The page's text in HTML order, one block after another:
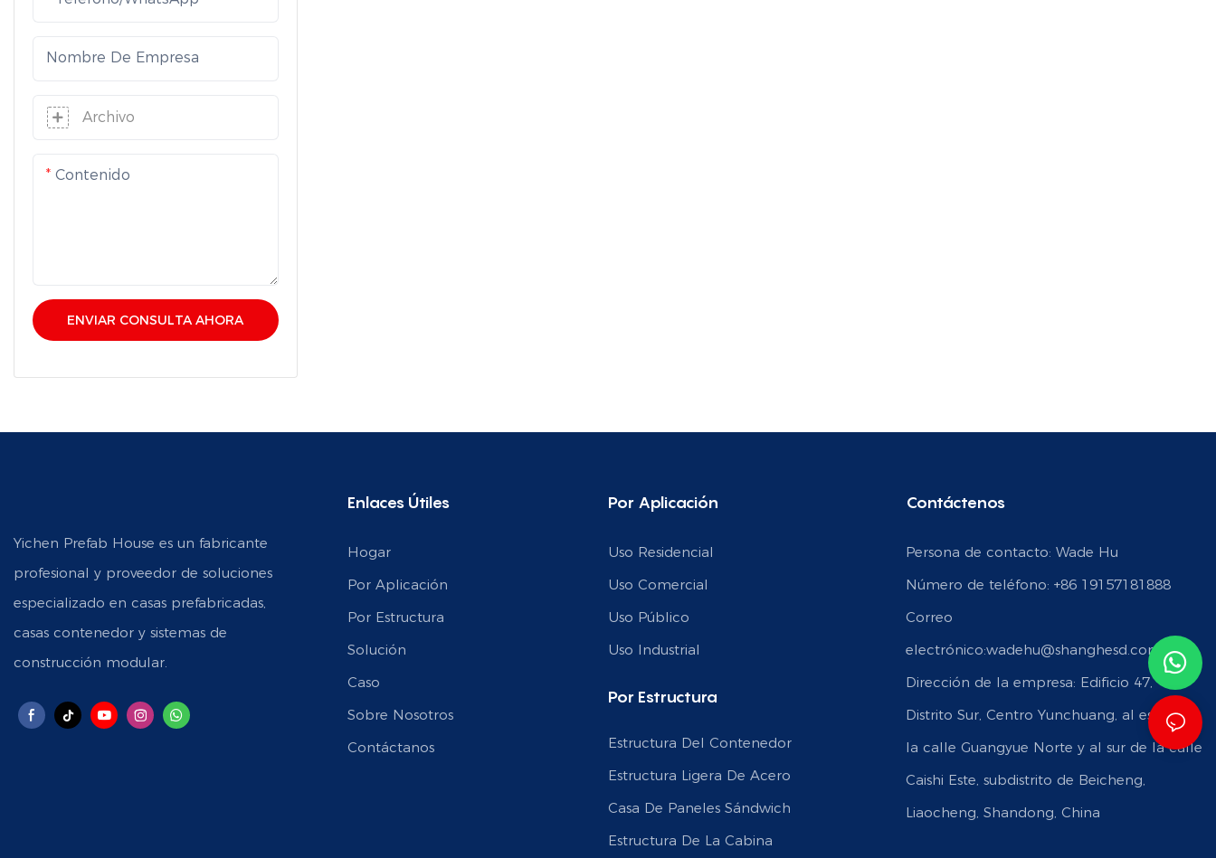
Nombre De Empresa
Archivo
Contenido
ENVIAR CONSULTA AHORA
Yichen Prefab House es un fabricante
profesional y proveedor de soluciones
especializado en casas prefabricadas,
casas contenedor y sistemas de
construcción modular.
Enlaces Útiles
Hogar
Por Aplicación
Por Estructura
Solución
Caso
Sobre Nosotros
Contáctanos
Por Aplicación
Uso Residencial
Uso Comercial
Uso Público
Uso Industrial
Por Estructura
Estructura Del Contenedor
Estructura Ligera De Acero
Casa De Paneles Sándwich
Estructura De La Cabina
Contáctenos
Persona de contacto: Wade Hu
Número de teléfono: +86 19157181888
Correo
electrónico:wadehu@shanghesd.com
Dirección de la empresa: Edificio 47,
Distrito Sur, Centro Yunchuang, al este de
la calle Guangyue Norte y al sur de la calle
Caishi Este, subdistrito de Beicheng,
Liaocheng, Shandong, China